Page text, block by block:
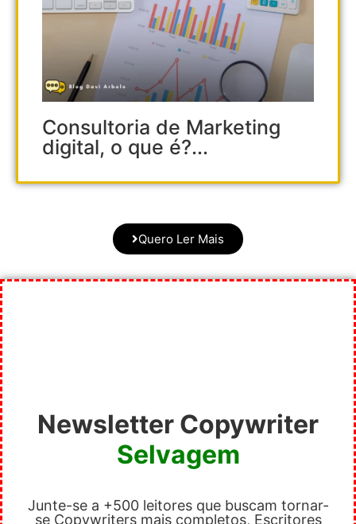
Consultoria de Marketing
digital, o que é?...
Quero Ler Mais
Newsletter Copywriter
Selvagem
Junte-se a +500 leitores que buscam tornar-
se Copywriters mais completos, Escritores